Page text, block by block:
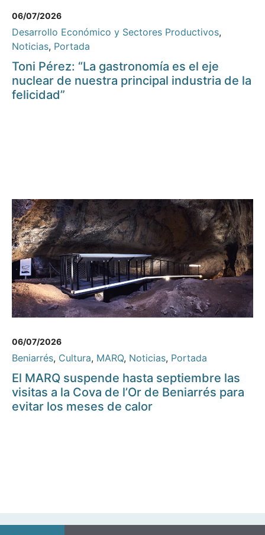
06/07/2026
Desarrollo Económico y Sectores Productivos,
Noticias, Portada
Toni Pérez: “La gastronomía es el eje
nuclear de nuestra principal industria de la
felicidad”
06/07/2026
Beniarrés, Cultura, MARQ, Noticias, Portada
El MARQ suspende hasta septiembre las
visitas a la Cova de l’Or de Beniarrés para
evitar los meses de calor